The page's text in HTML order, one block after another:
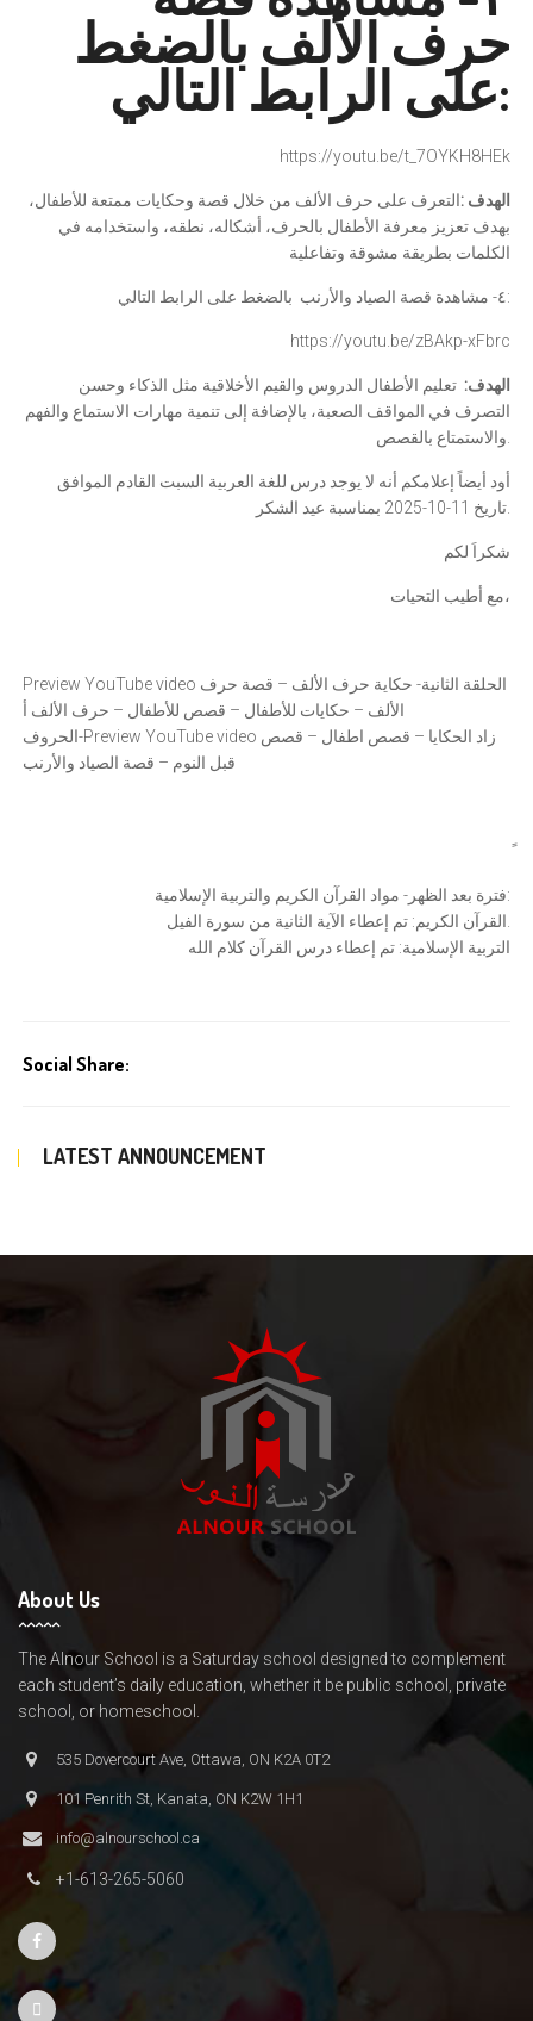
حرف الألف بالضغط
على الرابط التالي:
https://youtu.be/t_7OYKH8HEk
الهدف :التعرف على حرف الألف من خلال قصة وحكايات ممتعة للأطفال،
بهدف تعزيز معرفة الأطفال بالحرف، أشكاله، نطقه، واستخدامه في
الكلمات بطريقة مشوقة وتفاعلية
٤- مشاهدة قصة الصياد والأرنب بالضغط على الرابط التالي:
https://youtu.be/zBAkp-xFbrc
الهدف: تعليم الأطفال الدروس والقيم الأخلاقية مثل الذكاء وحسن
التصرف في المواقف الصعبة، بالإضافة إلى تنمية مهارات الاستماع والفهم
أود أيضاً إعلامكم أنه لا يوجد درس للغة العربية السبت القادم الموافق
شكراَ لكم
مع أطيب التحيات،
Preview YouTube video الحلقة الثانية- حكاية حرف الألف – قصة حرف
الألف – حكايات للأطفال – قصص للأطفال – حرف الألف أ
-الحروفPreview YouTube video زاد الحكايا – قصص اطفال – قصص
قبل النوم – قصة الصياد والأرنب
فترة بعد الظهر- مواد القرآن الكريم والتربية الإسلامية:
التربية الإسلامية: تم إعطاء درس القرآن كلام الله
Social Share:
LATEST ANNOUNCEMENT
About Us
The Alnour School is a Saturday school designed to complement
each student’s daily education, whether it be public school, private
school, or homeschool.
535 Dovercourt Ave, Ottawa, ON K2A 0T2
101 Penrith St, Kanata, ON K2W 1H1
info@alnourschool.ca
+1-613-265-5060